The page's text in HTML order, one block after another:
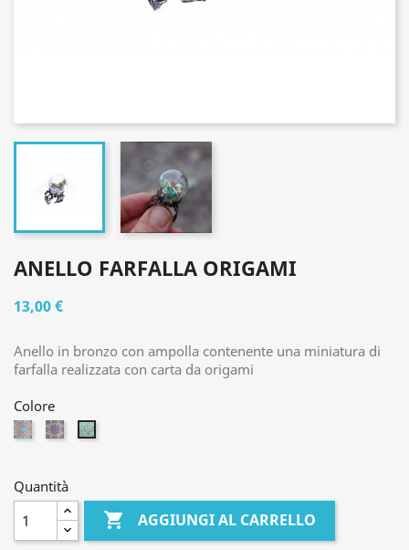
ANELLO FARFALLA ORIGAMI
13,00 €
Anello in bronzo con ampolla contenente una miniatura di
farfalla realizzata con carta da origami
Colore
Mandala3Mandala11
Pavoni
Quantità
 AGGIUNGI AL CARRELLO